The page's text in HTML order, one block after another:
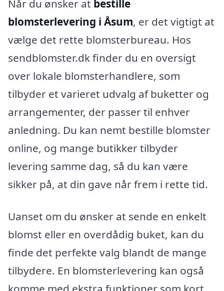
Når du ønsker at bestille
blomsterlevering i Åsum, er det vigtigt at
vælge det rette blomsterbureau. Hos
sendblomster.dk finder du en oversigt
over lokale blomsterhandlere, som
tilbyder et varieret udvalg af buketter og
arrangementer, der passer til enhver
anledning. Du kan nemt bestille blomster
online, og mange butikker tilbyder
levering samme dag, så du kan være
sikker på, at din gave når frem i rette tid.
Uanset om du ønsker at sende en enkelt
blomst eller en overdådig buket, kan du
finde det perfekte valg blandt de mange
tilbydere. En blomsterlevering kan også